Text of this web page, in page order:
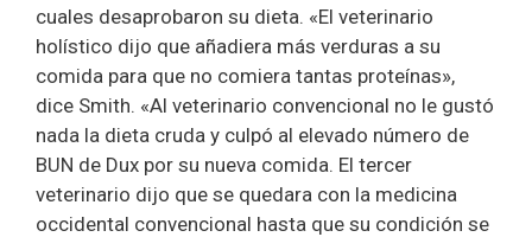
cuales desaprobaron su dieta. «El veterinario
holístico dijo que añadiera más verduras a su
comida para que no comiera tantas proteínas»,
dice Smith. «Al veterinario convencional no le gustó
nada la dieta cruda y culpó al elevado número de
BUN de Dux por su nueva comida. El tercer
veterinario dijo que se quedara con la medicina
occidental convencional hasta que su condición se